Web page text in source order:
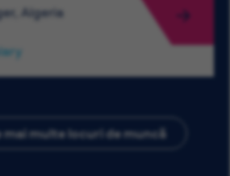
Algeria
mai multe locuri de muncă